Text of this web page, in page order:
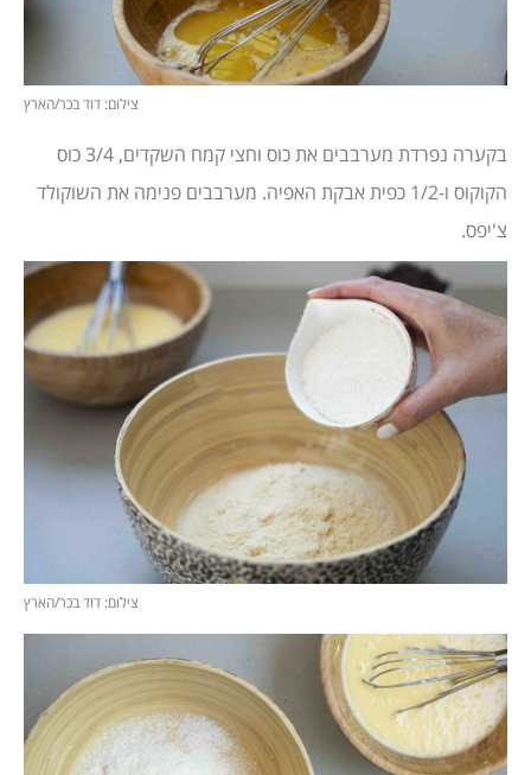
צילום: דוד בכר/הארץ
בקערה נפרדת מערבבים את כוס וחצי קמח השקדים, 3/4 כוס
הקוקוס ו-1/2 כפית אבקת האפיה. מערבבים פנימה את השוקולד
צ'יפס.
צילום: דוד בכר/הארץ